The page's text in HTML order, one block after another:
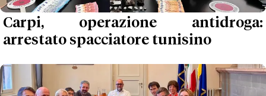
Carpi, operazione antidroga:
arrestato spacciatore tunisino